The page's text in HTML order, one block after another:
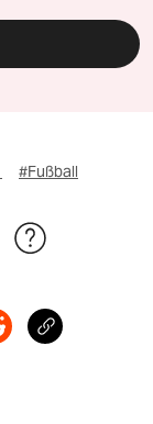
#Fußball